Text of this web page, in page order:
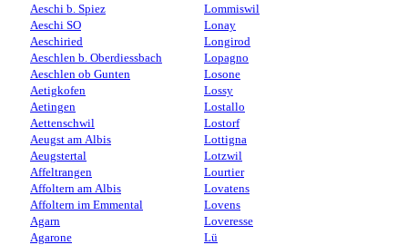
Aeschi b. Spiez
Aeschi SO
Aeschiried
Aeschlen b. Oberdiessbach
Aeschlen ob Gunten
Aetigkofen
Aetingen
Aettenschwil
Aeugst am Albis
Aeugstertal
Affeltrangen
Affoltern am Albis
Affoltern im Emmental
Agarn
Agarone
Lommiswil
Lonay
Longirod
Lopagno
Losone
Lossy
Lostallo
Lostorf
Lottigna
Lotzwil
Lourtier
Lovatens
Lovens
Loveresse
Lü